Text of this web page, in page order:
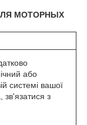
ДЛЯ МОТОРНЫХ
або
системі вашої
зв'язатися з